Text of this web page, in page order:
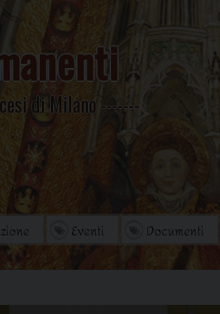
di Milano
Eventi
Documenti
Archivio Storico